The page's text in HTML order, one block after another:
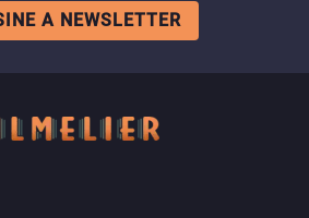
A NEWSLETTER